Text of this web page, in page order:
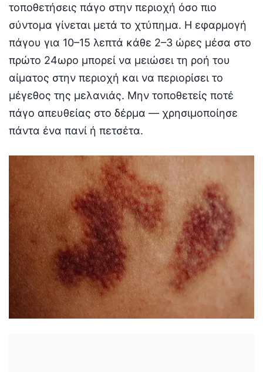
τοποθετήσεις πάγο στην περιοχή όσο πιο
σύντομα γίνεται μετά το χτύπημα. Η εφαρμογή
πάγου για 10–15 λεπτά κάθε 2–3 ώρες μέσα στο
πρώτο 24ωρο μπορεί να μειώσει τη ροή του
αίματος στην περιοχή και να περιορίσει το
μέγεθος της μελανιάς. Μην τοποθετείς ποτέ
πάγο απευθείας στο δέρμα — χρησιμοποίησε
πάντα ένα πανί ή πετσέτα.